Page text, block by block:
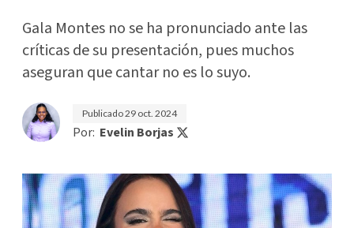
Gala Montes no se ha pronunciado ante las
críticas de su presentación, pues muchos
aseguran que cantar no es lo suyo.
Publicado29 oct. 2024
Por: Evelin Borjas